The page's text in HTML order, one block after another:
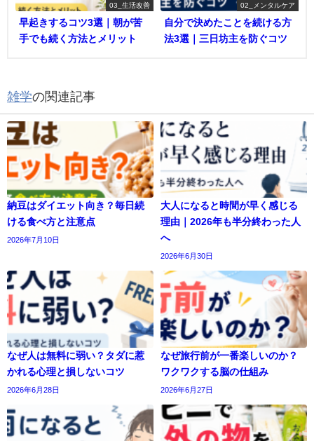
03_生活改善
早起きするコツ3選｜朝が苦
手でも続く方法とメリット
02_メンタルケア
自分で決めたことを続ける方
法3選｜三日坊主を防ぐコツ
雑学の関連記事
納豆はダイエット向き？毎日続
ける食べ方と注意点
2026年7月10日
大人になると時間が早く感じる
理由｜2026年も半分終わった人
へ
2026年6月30日
なぜ人は無料に弱い？タダに惹
かれる心理と損しないコツ
2026年6月28日
なぜ旅行前が一番楽しいのか？
ワクワクする脳の仕組み
2026年6月27日